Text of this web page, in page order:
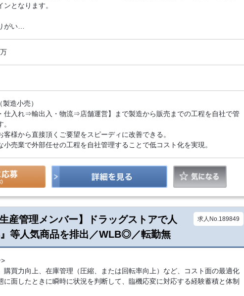
ンとなります。
がい…
造小売）
仕入れ⇒輸出入・物流⇒店舗運営】まで製造から販売までの工程を自社で管
客様から直接頂くご要望をスピーディに改善できる。
小売業で外部任せの工程を自社管理することで低コスト化を実現。
産管理メンバー】ドラッグストアで人
等人気商品を排出／WLB◎／転勤無
求人No.189849
購買力向上、在庫管理（圧縮、または回転率向上）など、コスト面の最適化
に面したときに瞬時に状況を判断して、臨機応変に対応する経験蓄積と体制